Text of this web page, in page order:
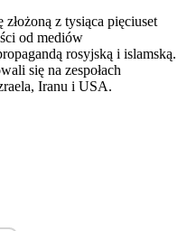
z tysiąca pięciuset
od mediów
rosyjską i islamską.
się na zespołach
Iranu i USA.